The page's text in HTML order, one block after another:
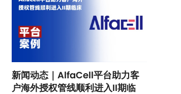
新闻动态｜AlfaCell平台助力客
户海外授权管线顺利进入II期临